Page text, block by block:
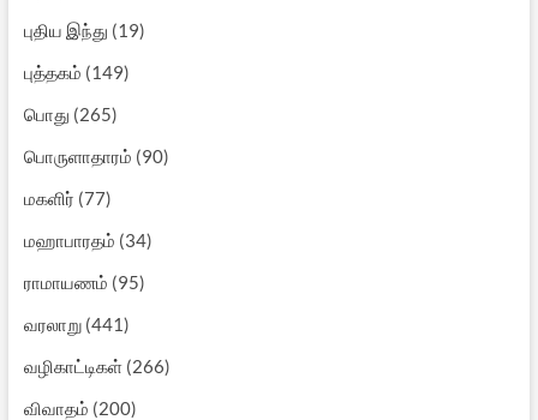
புதிய இந்து (19)
புத்தகம் (149)
பொது (265)
பொருளாதாரம் (90)
மகளிர் (77)
மஹாபாரதம் (34)
ராமாயணம் (95)
வரலாறு(441)
வழிகாட்டிகள்(266)
விவாதம் (200)